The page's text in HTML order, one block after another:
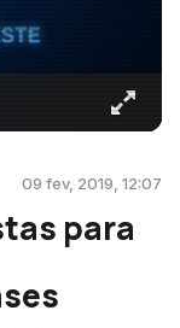
09 fev, 2019, 12:07
para